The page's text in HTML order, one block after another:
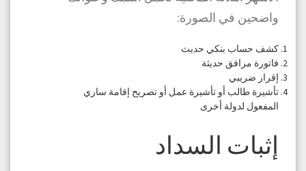
واضحين في الصورة:
كشف حساب بنكي حديث
فاتورة مرافق حديثة
إقرار ضريبي
تأشيرة طالب أو تأشيرة عمل أو تصريح إقامة ساري
المفعول لدولة أخرى
إثبات السداد